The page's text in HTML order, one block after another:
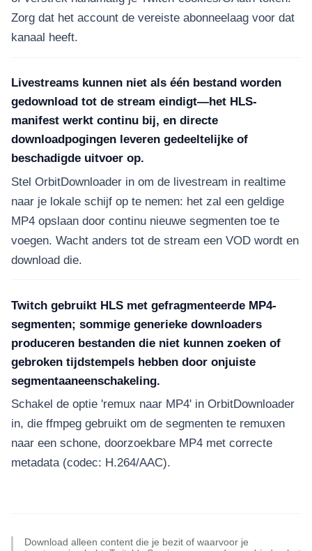
Zorg dat het account de vereiste abonneelaag voor dat
kanaal heeft.
Livestreams kunnen niet als één bestand worden
gedownload tot de stream eindigt—het HLS-
manifest werkt continu bij, en directe
downloadpogingen leveren gedeeltelijke of
beschadigde uitvoer op.
Stel OrbitDownloader in om de livestream in realtime
naar je lokale schijf op te nemen: het zal een geldige
MP4 opslaan door continu nieuwe segmenten toe te
voegen. Wacht anders tot de stream een VOD wordt en
download die.
Twitch gebruikt HLS met gefragmenteerde MP4-
segmenten; sommige generieke downloaders
produceren bestanden die niet kunnen zoeken of
gebroken tijdstempels hebben door onjuiste
segmentaaneenschakeling.
Schakel de optie 'remux naar MP4' in OrbitDownloader
in, die ffmpeg gebruikt om de segmenten te remuxen
naar een schone, doorzoekbare MP4 met correcte
metadata (codec: H.264/AAC).
Download alleen content die je bezit of waarvoor je